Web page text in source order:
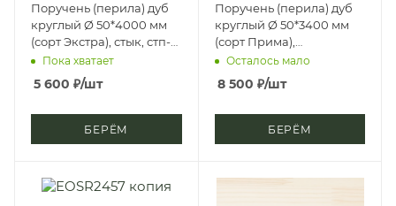
Поручень (перила) дуб
круглый Ø 50*4000 мм
(сорт Экстра), стык, стп-
м, д3Пока хватает
5 600 ₽/шт
БЕРЁМ
Поручень (перила) дуб
круглый Ø 50*3400 мм
(сорт Прима),
цельноламельный, цб-2,
Осталось мало
8 500 ₽/шт
БЕРЁМ